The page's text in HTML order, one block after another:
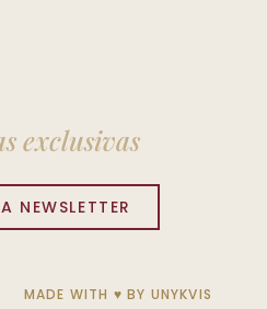
exclusivas
NEWSLETTER
MADE WITH ♥ BY UNYKVIS